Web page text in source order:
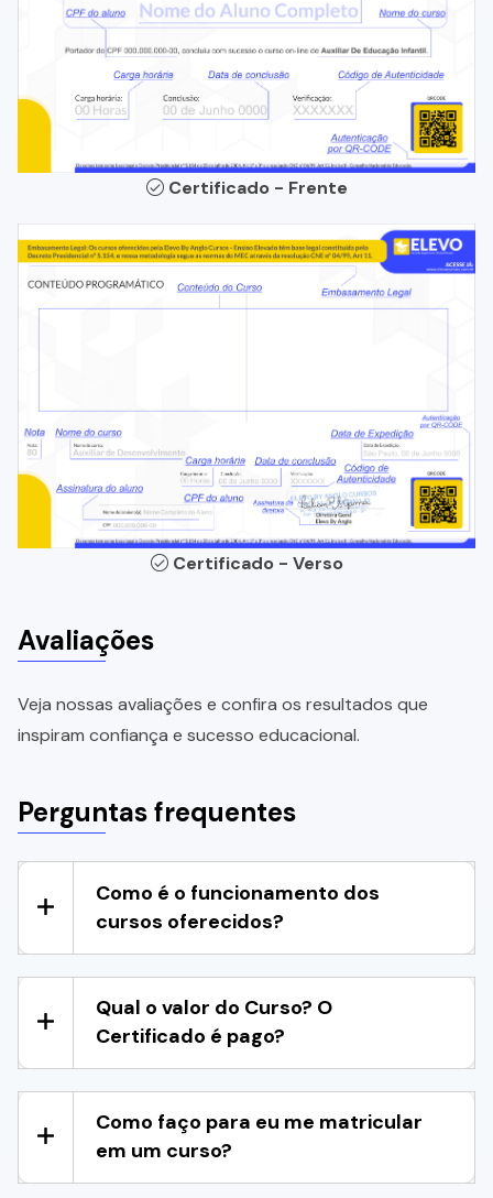
Certificado - Frente
Certificado - Verso
Avaliações
Veja nossas avaliações e confira os resultados que
inspiram confiança e sucesso educacional.
Perguntas frequentes
Como é o funcionamento dos
cursos oferecidos?
Qual o valor do Curso? O
Certificado é pago?
Como faço para eu me matricular
em um curso?